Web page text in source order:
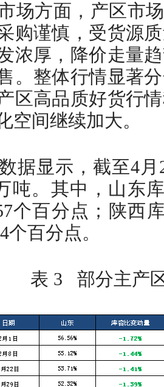
场方面，产区市
购谨慎，受货源
浓厚，降价走量
。整体行情显著
区高品质好货行
空间继续加大。
据显示，截至4
吨。其中，山东
个百分点；陕西
个百分点。
表 3 部分主产